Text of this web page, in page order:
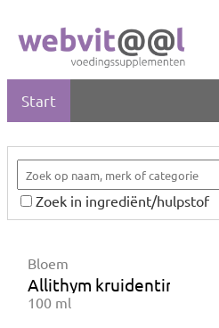
Start
Zoek in ingrediënt/hulpstof
Bloem
Allithym kruidentinctuur
100 ml